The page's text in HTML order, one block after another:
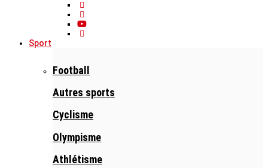
Sport
Football
Autres sports
Cyclisme
Olympisme
Athlétisme